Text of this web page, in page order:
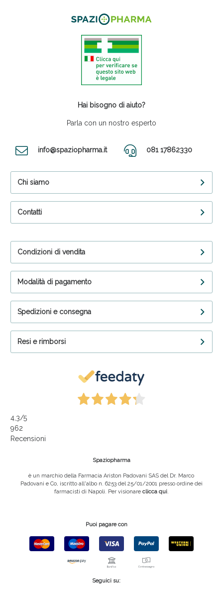
Hai bisogno di aiuto?
Parla con un nostro esperto
info@spaziopharma.it 081 17862330
Chi siamo
Contatti
Condizioni di vendita
Modalità di pagamento
Spedizioni e consegna
Resi e rimborsi
4,3/5
962
Recensioni
Spaziopharma
è un marchio della Farmacia Ariston Padovani SAS del Dr. Marco
Padovani e Co, iscritto all'albo n. 6253 del 25/01/2001 presso ordine dei
farmacisti di Napoli. Per visionare clicca qui.
Puoi pagare con
Seguici su: